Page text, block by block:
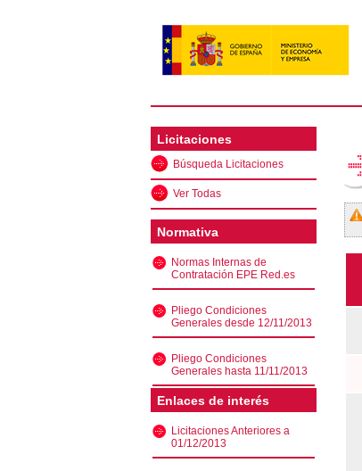
Licitaciones
Búsqueda Licitaciones
Ver Todas
Normativa
Normas Internas de
Contratación EPE Red.es
Pliego Condiciones
Generales desde 12/11/2013
Pliego Condiciones
Generales hasta 11/11/2013
Enlaces de interés
Licitaciones Anteriores a
01/12/2013